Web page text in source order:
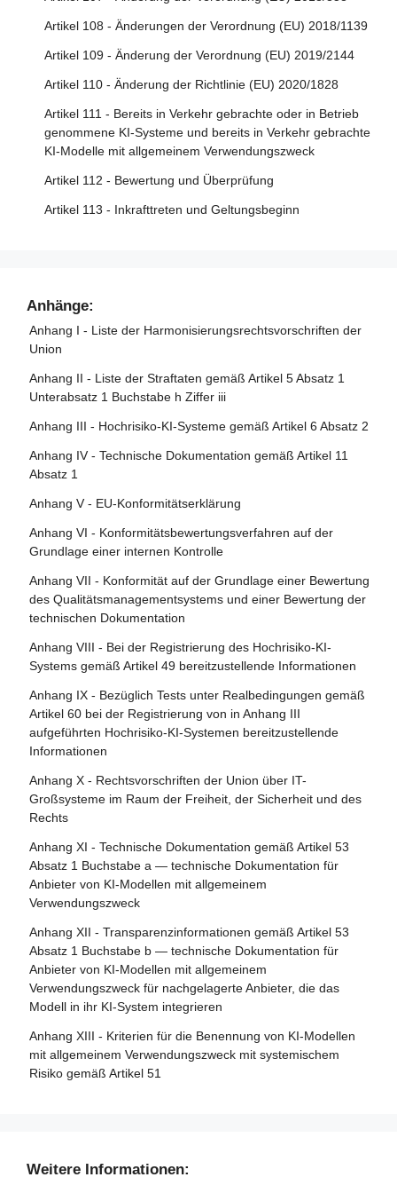
Artikel 22 - Bevollmächtigte der Anbieter von Hochrisiko-
KI-Systemen
Artikel 23 - Pflichten der Einführer
Artikel 24 - Pflichten der Händler
Artikel 25 - Verantwortlichkeiten entlang der KI-
Wertschöpfungskette
Artikel 26 - Pflichten der Betreiber von Hochrisiko-KI-
Systemen
Stellen
Artikel 28 - Notifizierende Behörden
Artikel 29 - Antrag einer Konformitätsbewertungsstelle auf
Notifizierung
Artikel 30 - Notifizierungsverfahren
Artikel 31 - Anforderungen an notifizierte Stellen
Artikel 32 - Vermutung der Konformität mit den
Anforderungen an notifizierte Stellen
Artikel 33 - Zweigstellen notifizierter Stellen und Vergabe
von Unteraufträgen
Artikel 34 - Operative Pflichten der notifizierten Stellen
Artikel 35 - Identifizierungsnummern und Verzeichnisse
notifizierter Stellen
Artikel 36 - Änderungen der Notifizierungen
Stellen
Artikel 38 - Koordinierung der notifizierten Stellen
Artikel 39 - Konformitätsbewertungsstellen in Drittländern
Abschnitt 5 - Normen, Konformitätsbewertung,
Bescheinigungen, Registrierung
Artikel 40 - Harmonisierte Normen und
Normungsdokumente
Artikel 41 - Gemeinsame Spezifikationen
Anforderungen
Artikel 43 - Konformitätsbewertung
Artikel 44 - Bescheinigungen
Artikel 45 - Informationspflichten der notifizierten Stellen
Artikel 46 - Ausnahme vom
Konformitätsbewertungsverfahren
Artikel 49 - Registrierung
Artikel 77 - Befugnisse der für den Schutz der
Umgang mit KI-Systemen, die ein Risiko bergen
Artikel 80 - Verfahren für den Umgang mit KI-Systemen,
eingestuft werden
Artikel 81 - Schutzklauselverfahren der Union
Artikel 84 - Unionsstrukturen zur Unterstützung der
Abschnitt 4 - Rechtsbehelfe
Artikel 85 - Recht auf Beschwerde bei einer
Artikel 86 - Recht auf Erläuterung der
Entscheidungsfindung im Einzelfall
Hinweisgebern
Abschnitt 5 - Aufsicht, Ermittlung, Durchsetzung und
Überwachung in Bezug auf Anbieter von KI-Modellen mit
allgemeinem Verwendungszweck
Artikel 88 - Durchsetzung der Pflichten der Anbieter von
Artikel 89 - Überwachungsmaßnahmen
Artikel 90 - Warnungen des wissenschaftlichen Gremiums
vor systemischen Risiken
Artikel 91 - Befugnis zur Anforderung von Dokumentation
und Informationen
Artikel 92 - Befugnis zur Durchführung von Bewertungen
Artikel 93 - Befugnis zur Aufforderung zu Maßnahmen
Artikel 94 - Verfahrensrechte der Wirtschaftsakteure des
KI-Modells mit allgemeinem Verwendungszweck
Artikel 108 - Änderungen der Verordnung (EU) 2018/1139
Artikel 109 - Änderung der Verordnung (EU) 2019/2144
Artikel 110 - Änderung der Richtlinie (EU) 2020/1828
Artikel 111 - Bereits in Verkehr gebrachte oder in Betrieb
genommene KI-Systeme und bereits in Verkehr gebrachte
KI-Modelle mit allgemeinem Verwendungszweck
Artikel 112 - Bewertung und Überprüfung
Artikel 113 - Inkrafttreten und Geltungsbeginn
Anhänge:
Anhang I - Liste der Harmonisierungsrechtsvorschriften der
Union
Anhang II - Liste der Straftaten gemäß Artikel 5 Absatz 1
Unterabsatz 1 Buchstabe h Ziffer iii
Anhang III - Hochrisiko-KI-Systeme gemäß Artikel 6 Absatz 2
Anhang IV - Technische Dokumentation gemäß Artikel 11
Absatz 1
Anhang V - EU-Konformitätserklärung
Anhang VI - Konformitätsbewertungsverfahren auf der
Grundlage einer internen Kontrolle
Anhang VII - Konformität auf der Grundlage einer Bewertung
des Qualitätsmanagementsystems und einer Bewertung der
technischen Dokumentation
Anhang VIII - Bei der Registrierung des Hochrisiko-KI-
Systems gemäß Artikel 49 bereitzustellende Informationen
Anhang IX - Bezüglich Tests unter Realbedingungen gemäß
Artikel 60 bei der Registrierung von in Anhang III
aufgeführten Hochrisiko-KI-Systemen bereitzustellende
Informationen
Anhang X - Rechtsvorschriften der Union über IT-
Großsysteme im Raum der Freiheit, der Sicherheit und des
Rechts
Anhang XI - Technische Dokumentation gemäß Artikel 53
Absatz 1 Buchstabe a — technische Dokumentation für
Anbieter von KI-Modellen mit allgemeinem
Verwendungszweck
Anhang XII - Transparenzinformationen gemäß Artikel 53
Absatz 1 Buchstabe b — technische Dokumentation für
Anbieter von KI-Modellen mit allgemeinem
Verwendungszweck für nachgelagerte Anbieter, die das
Modell in ihr KI-System integrieren
Anhang XIII - Kriterien für die Benennung von KI-Modellen
mit allgemeinem Verwendungszweck mit systemischem
Risiko gemäß Artikel 51
Weitere Informationen: